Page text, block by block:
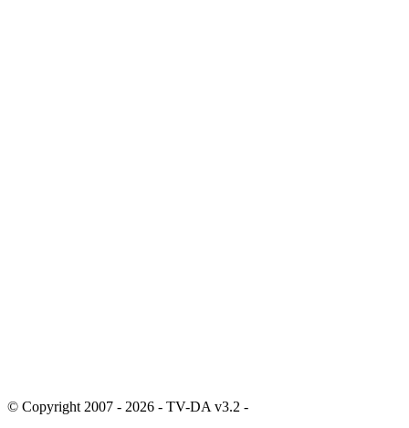
© Copyright 2007 - 2026 - TV-DA v3.2 -